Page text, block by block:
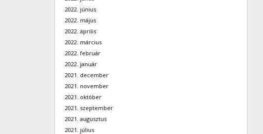
2022. június
2022. május
2022. április
2022. március
2022. február
2022. január
2021. december
2021. november
2021. október
2021. szeptember
2021. augusztus
2021. július